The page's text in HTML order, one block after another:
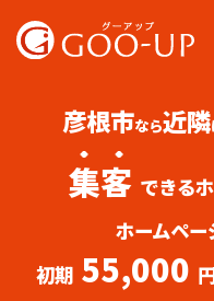
彦根市なら近隣
集客 できる
ホームペ
初期 55,000